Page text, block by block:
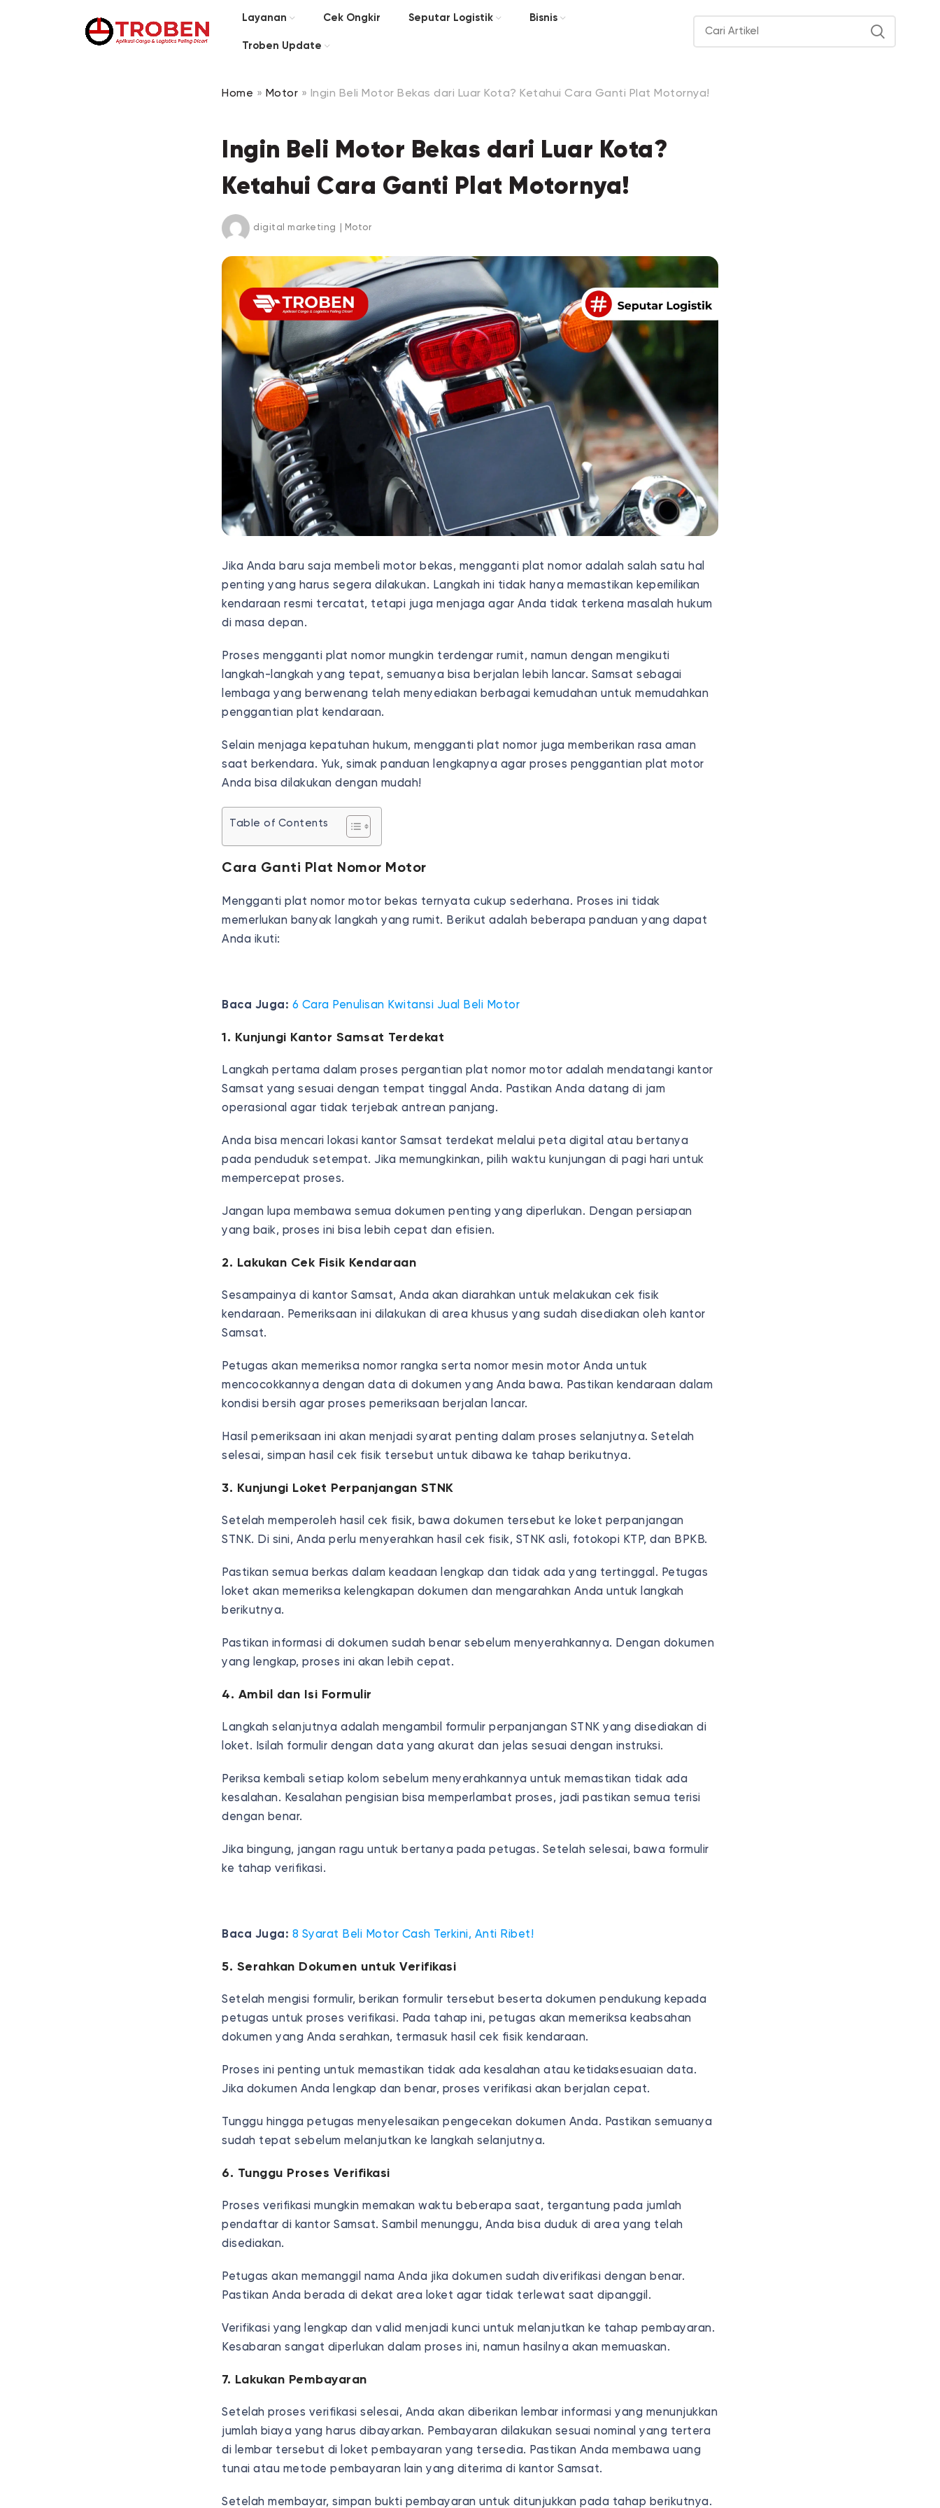
Layanan Cek Ongkir Seputar Logistik Bisnis
Troben Update
Home » Motor » Ingin Beli Motor Bekas dari Luar Kota? Ketahui Cara Ganti Plat Motornya!
Ingin Beli Motor Bekas dari Luar Kota?
Ketahui Cara Ganti Plat Motornya!
digital marketing Motor
Jika Anda baru saja membeli motor bekas, mengganti plat nomor adalah salah satu hal
penting yang harus segera dilakukan. Langkah ini tidak hanya memastikan kepemilikan
kendaraan resmi tercatat, tetapi juga menjaga agar Anda tidak terkena masalah hukum
di masa depan.
Proses mengganti plat nomor mungkin terdengar rumit, namun dengan mengikuti
langkah-langkah yang tepat, semuanya bisa berjalan lebih lancar. Samsat sebagai
lembaga yang berwenang telah menyediakan berbagai kemudahan untuk memudahkan
penggantian plat kendaraan.
Selain menjaga kepatuhan hukum, mengganti plat nomor juga memberikan rasa aman
saat berkendara. Yuk, simak panduan lengkapnya agar proses penggantian plat motor
Anda bisa dilakukan dengan mudah!
Table of Contents
Cara Ganti Plat Nomor Motor
Mengganti plat nomor motor bekas ternyata cukup sederhana. Proses ini tidak
memerlukan banyak langkah yang rumit. Berikut adalah beberapa panduan yang dapat
Anda ikuti:
Baca Juga: 6 Cara Penulisan Kwitansi Jual Beli Motor
1. Kunjungi Kantor Samsat Terdekat
Langkah pertama dalam proses pergantian plat nomor motor adalah mendatangi kantor
Samsat yang sesuai dengan tempat tinggal Anda. Pastikan Anda datang di jam
operasional agar tidak terjebak antrean panjang.
Anda bisa mencari lokasi kantor Samsat terdekat melalui peta digital atau bertanya
pada penduduk setempat. Jika memungkinkan, pilih waktu kunjungan di pagi hari untuk
mempercepat proses.
Jangan lupa membawa semua dokumen penting yang diperlukan. Dengan persiapan
yang baik, proses ini bisa lebih cepat dan efisien.
2. Lakukan Cek Fisik Kendaraan
Sesampainya di kantor Samsat, Anda akan diarahkan untuk melakukan cek fisik
kendaraan. Pemeriksaan ini dilakukan di area khusus yang sudah disediakan oleh kantor
Samsat.
Petugas akan memeriksa nomor rangka serta nomor mesin motor Anda untuk
mencocokkannya dengan data di dokumen yang Anda bawa. Pastikan kendaraan dalam
kondisi bersih agar proses pemeriksaan berjalan lancar.
Hasil pemeriksaan ini akan menjadi syarat penting dalam proses selanjutnya. Setelah
selesai, simpan hasil cek fisik tersebut untuk dibawa ke tahap berikutnya.
3. Kunjungi Loket Perpanjangan STNK
Setelah memperoleh hasil cek fisik, bawa dokumen tersebut ke loket perpanjangan
STNK. Di sini, Anda perlu menyerahkan hasil cek fisik, STNK asli, fotokopi KTP, dan BPKB.
Pastikan semua berkas dalam keadaan lengkap dan tidak ada yang tertinggal. Petugas
loket akan memeriksa kelengkapan dokumen dan mengarahkan Anda untuk langkah
berikutnya.
Pastikan informasi di dokumen sudah benar sebelum menyerahkannya. Dengan dokumen
yang lengkap, proses ini akan lebih cepat.
4. Ambil dan Isi Formulir
Langkah selanjutnya adalah mengambil formulir perpanjangan STNK yang disediakan di
loket. Isilah formulir dengan data yang akurat dan jelas sesuai dengan instruksi.
Periksa kembali setiap kolom sebelum menyerahkannya untuk memastikan tidak ada
kesalahan. Kesalahan pengisian bisa memperlambat proses, jadi pastikan semua terisi
dengan benar.
Jika bingung, jangan ragu untuk bertanya pada petugas. Setelah selesai, bawa formulir
ke tahap verifikasi.
Baca Juga: 8 Syarat Beli Motor Cash Terkini, Anti Ribet!
5. Serahkan Dokumen untuk Verifikasi
Setelah mengisi formulir, berikan formulir tersebut beserta dokumen pendukung kepada
petugas untuk proses verifikasi. Pada tahap ini, petugas akan memeriksa keabsahan
dokumen yang Anda serahkan, termasuk hasil cek fisik kendaraan.
Proses ini penting untuk memastikan tidak ada kesalahan atau ketidaksesuaian data.
Jika dokumen Anda lengkap dan benar, proses verifikasi akan berjalan cepat.
Tunggu hingga petugas menyelesaikan pengecekan dokumen Anda. Pastikan semuanya
sudah tepat sebelum melanjutkan ke langkah selanjutnya.
6. Tunggu Proses Verifikasi
Proses verifikasi mungkin memakan waktu beberapa saat, tergantung pada jumlah
pendaftar di kantor Samsat. Sambil menunggu, Anda bisa duduk di area yang telah
disediakan.
Petugas akan memanggil nama Anda jika dokumen sudah diverifikasi dengan benar.
Pastikan Anda berada di dekat area loket agar tidak terlewat saat dipanggil.
Verifikasi yang lengkap dan valid menjadi kunci untuk melanjutkan ke tahap pembayaran.
Kesabaran sangat diperlukan dalam proses ini, namun hasilnya akan memuaskan.
7. Lakukan Pembayaran
Setelah proses verifikasi selesai, Anda akan diberikan lembar informasi yang menunjukkan
jumlah biaya yang harus dibayarkan. Pembayaran dilakukan sesuai nominal yang tertera
di lembar tersebut di loket pembayaran yang tersedia. Pastikan Anda membawa uang
tunai atau metode pembayaran lain yang diterima di kantor Samsat.
Setelah membayar, simpan bukti pembayaran untuk ditunjukkan pada tahap berikutnya.